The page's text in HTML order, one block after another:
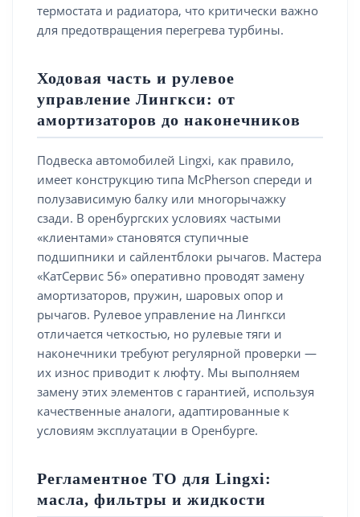
термостата и радиатора, что критически важно
для предотвращения перегрева турбины.
Ходовая часть и рулевое
управление Лингкси: от
амортизаторов до наконечников
Подвеска автомобилей Lingxi, как правило,
имеет конструкцию типа McPherson спереди и
полузависимую балку или многорычажку
сзади. В оренбургских условиях частыми
«клиентами» становятся ступичные
подшипники и сайлентблоки рычагов. Мастера
«КатСервис 56» оперативно проводят замену
амортизаторов, пружин, шаровых опор и
рычагов. Рулевое управление на Лингкси
отличается четкостью, но рулевые тяги и
наконечники требуют регулярной проверки —
их износ приводит к люфту. Мы выполняем
замену этих элементов с гарантией, используя
качественные аналоги, адаптированные к
условиям эксплуатации в Оренбурге.
Регламентное ТО для Lingxi:
масла, фильтры и жидкости